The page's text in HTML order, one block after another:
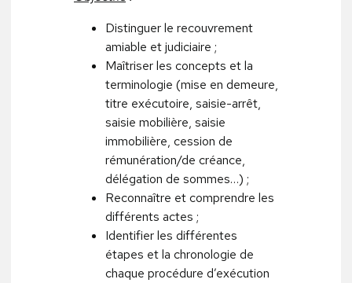
Distinguer le recouvrement
amiable et judiciaire ;
Maîtriser les concepts et la
terminologie (mise en demeure,
titre exécutoire, saisie-arrêt,
saisie mobilière, saisie
immobilière, cession de
rémunération/de créance,
délégation de sommes…) ;
Reconnaître et comprendre les
différents actes ;
Identifier les différentes
étapes et la chronologie de
chaque procédure d’exécution